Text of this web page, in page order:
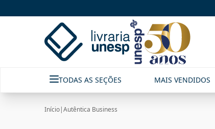
TODAS AS SEÇÕES MAIS VENDIDOS
Início|Autêntica Business